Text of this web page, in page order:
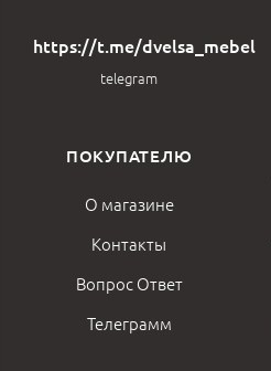
https://t.me/dvelsa_mebel
telegram
ПОКУПАТЕЛЮ
О магазине
Контакты
Вопрос Ответ
Телеграмм